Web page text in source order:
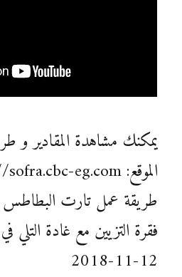
يمكنك مشاهدة المقادير و
الموقع: http://sofra.cbc-eg.com
طريقة عمل تارت البطاطس
فقرة التزيين مع غادة التلي
12-11-2018